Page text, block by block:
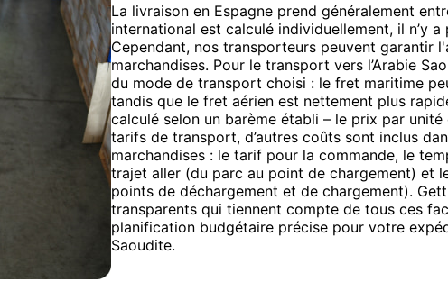
La livraison en Espagne prend généralement
international est calculé individuellement, il n’y
Cependant, nos transporteurs peuvent garantir
marchandises. Pour le transport vers l’Arabie
du mode de transport choisi : le fret maritime
tandis que le fret aérien est nettement plus
calculé selon un barème établi – le prix par
tarifs de transport, d’autres coûts sont inclus
marchandises : le tarif pour la commande, le
trajet aller (du parc au point de chargement) et
points de déchargement et de chargement).
transparents qui tiennent compte de tous ces
planification budgétaire précise pour votre
Saoudite.